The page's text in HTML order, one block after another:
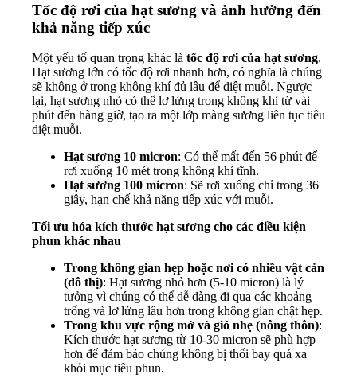
Tốc độ rơi của hạt sương và ảnh hưởng đến
khả năng tiếp xúc
Một yếu tố quan trọng khác là tốc độ rơi của hạt sương.
Hạt sương lớn có tốc độ rơi nhanh hơn, có nghĩa là chúng
sẽ không ở trong không khí đủ lâu để diệt muỗi. Ngược
lại, hạt sương nhỏ có thể lơ lửng trong không khí từ vài
phút đến hàng giờ, tạo ra một lớp màng sương liên tục tiêu
diệt muỗi.
Hạt sương 10 micron: Có thể mất đến 56 phút để
rơi xuống 10 mét trong không khí tĩnh.
Hạt sương 100 micron: Sẽ rơi xuống chỉ trong 36
giây, hạn chế khả năng tiếp xúc với muỗi.
Tối ưu hóa kích thước hạt sương cho các điều kiện
phun khác nhau
Trong không gian hẹp hoặc nơi có nhiều vật cản
(đô thị): Hạt sương nhỏ hơn (5-10 micron) là lý
tưởng vì chúng có thể dễ dàng đi qua các khoảng
trống và lơ lửng lâu hơn trong không gian chật hẹp.
Trong khu vực rộng mở và gió nhẹ (nông thôn):
Kích thước hạt sương từ 10-30 micron sẽ phù hợp
hơn để đảm bảo chúng không bị thổi bay quá xa
khỏi mục tiêu phun.